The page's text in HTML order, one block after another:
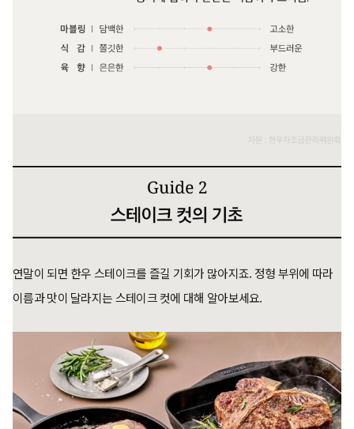
연말이 되면 한우 스테이크를 즐길 기회가 많아지죠. 정형 부위에 따라
이름과 맛이 달라지는 스테이크 컷에 대해 알아보세요.